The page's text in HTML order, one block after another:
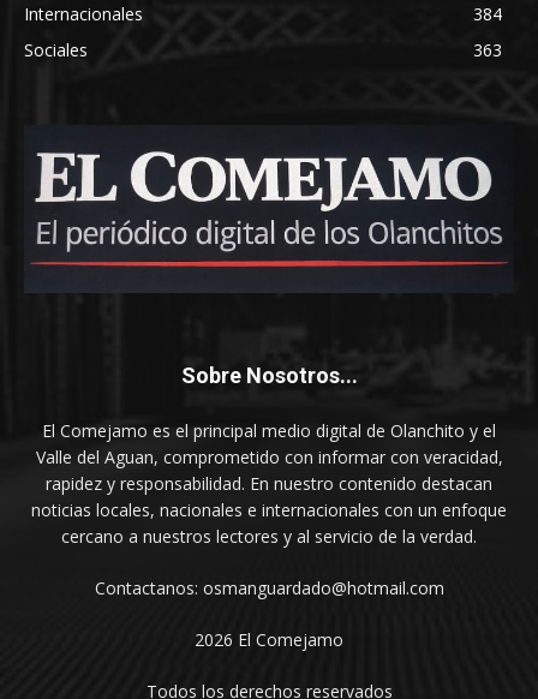
Internacionales
384
Sociales
363
Sobre Nosotros...
El Comejamo es el principal medio digital de Olanchito y el
Valle del Aguan, comprometido con informar con veracidad,
rapidez y responsabilidad. En nuestro contenido destacan
noticias locales, nacionales e internacionales con un enfoque
cercano a nuestros lectores y al servicio de la verdad.
Contactanos: osmanguardado@hotmail.com
2026 El Comejamo
Todos los derechos reservados